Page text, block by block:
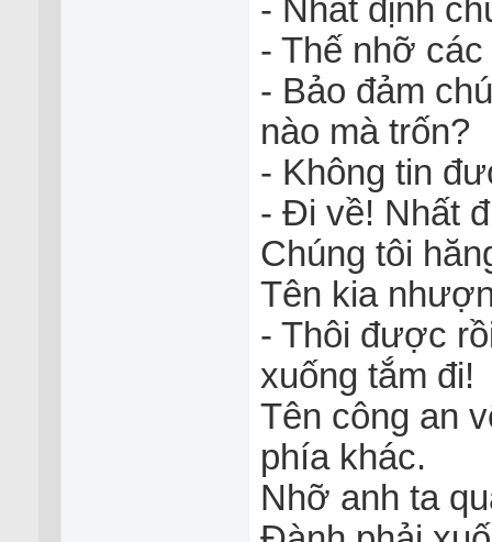
- Nhất định
- Thế nhỡ
- Bảo đảm
nào mà trốn?
- Không tin
- Đi về! Nhất
Chúng tôi
Tên kia
- Thôi được
xuống tắm đi!
Tên công an
phía khác.
Nhỡ anh ta